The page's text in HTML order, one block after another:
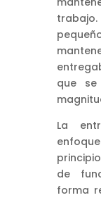
que
La
de
forma